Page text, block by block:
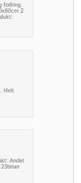
fodring.
2
Helt
Andet